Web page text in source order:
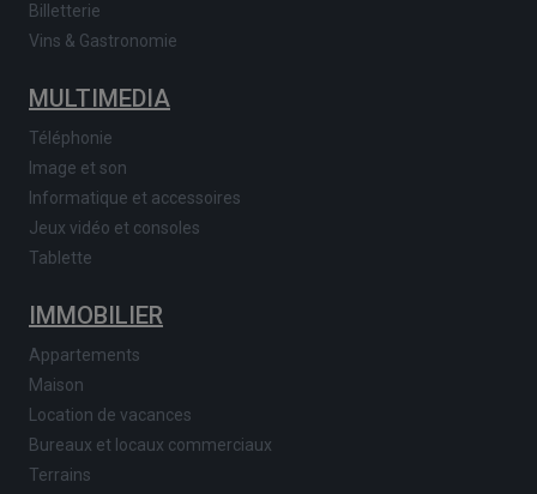
Billetterie
Vins & Gastronomie
MULTIMEDIA
Téléphonie
Image et son
Informatique et accessoires
Jeux vidéo et consoles
Tablette
IMMOBILIER
Appartements
Maison
Location de vacances
Bureaux et locaux commerciaux
Terrains